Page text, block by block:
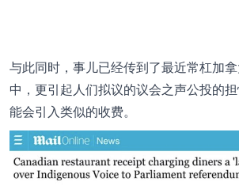
与此同时，事儿已经传到了最近常杠加
中，更引起人们拟议的议会之声公投的
能会引入类似的收费。